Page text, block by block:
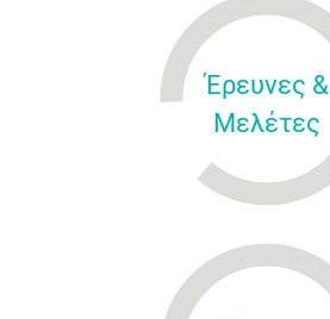
Έρευνες &
Μελέτες